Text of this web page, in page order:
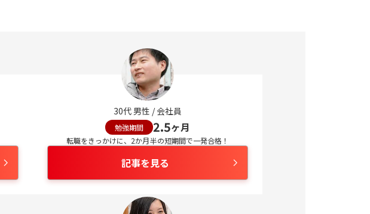
30代男性 /会社員
勉強期間 2.5ヶ月
転職をきっかけに、2か月半の短期間で一発合格！
記事を見る